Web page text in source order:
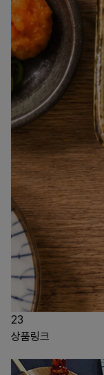
23
상품링크